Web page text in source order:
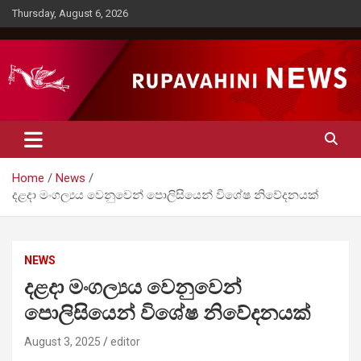
Skip
to
content
Thursday, August 6, 2026
Rupavahini News
Home
News
දළදා මංගල්‍යය වෙනුවෙන් පොලිසියෙන් විශේෂ නිවේදනයක්
NEWS
දළදා මංගල්‍යය වෙනුවෙන්
පොලිසියෙන් විශේෂ නිවේදනයක්
August 3, 2025 editor